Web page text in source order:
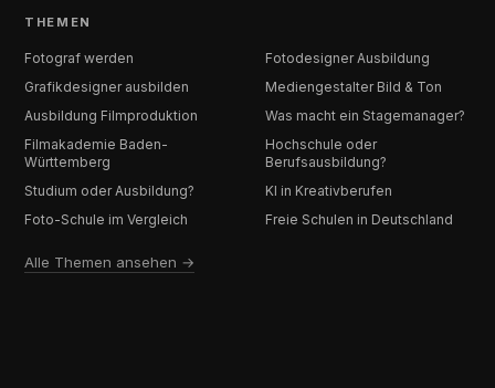
THEMEN
Fotograf werden
Fotodesigner Ausbildung
Grafikdesigner ausbilden
Mediengestalter Bild & Ton
Ausbildung Filmproduktion
Was macht ein Stagemanager?
Filmakademie Baden-
Württemberg
Hochschule oder
Berufsausbildung?
Studium oder Ausbildung?
KI in Kreativberufen
Foto-Schule im Vergleich
Freie Schulen in Deutschland
Alle Themen ansehen →